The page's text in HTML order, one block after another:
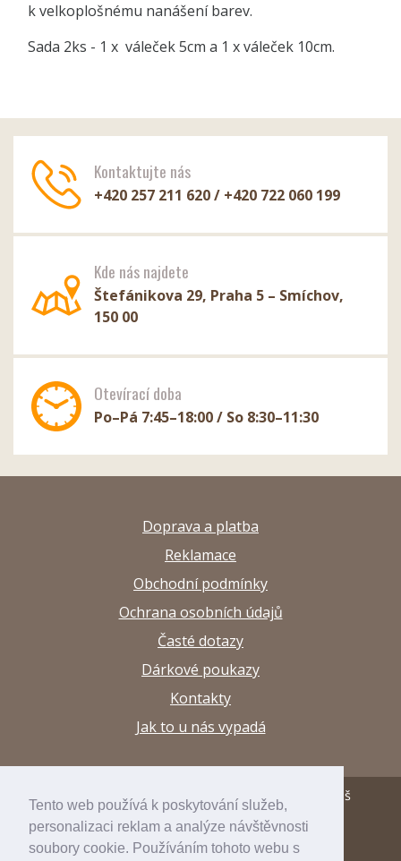
Tento web používá k poskytování služeb,
personalizaci reklam a analýze návštěvnosti
soubory cookie. Používáním tohoto webu s
k velkoplošnému nanášení barev.
Sada 2ks - 1 x váleček 5cm a 1 x váleček 10cm.
Kontaktujte nás
+420 257 211 620 / +420 722 060 199
Kde nás najdete
Štefánikova 29, Praha 5 – Smíchov,
150 00
Otevírací doba
Po–Pá 7:45–18:00 / So 8:30–11:30
Doprava a platba
Reklamace
Obchodní podmínky
Ochrana osobních údajů
Časté dotazy
Dárkové poukazy
Kontakty
Jak to u nás vypadá
© 2013–2026 Papírnictví a výtvarné potřeby Arttuš
developed byinspirum
internetový obchodinspishop